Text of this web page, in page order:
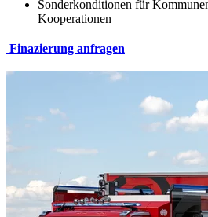
Sonderkonditionen für
Kooperationen
Finazierung anfragen